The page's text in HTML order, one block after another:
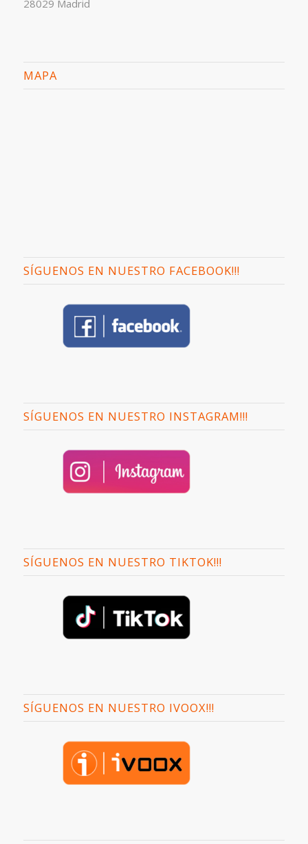
28029 Madrid
MAPA
SÍGUENOS EN NUESTRO FACEBOOK!!!
SÍGUENOS EN NUESTRO INSTAGRAM!!!
SÍGUENOS EN NUESTRO TIKTOK!!!
SÍGUENOS EN NUESTRO IVOOX!!!